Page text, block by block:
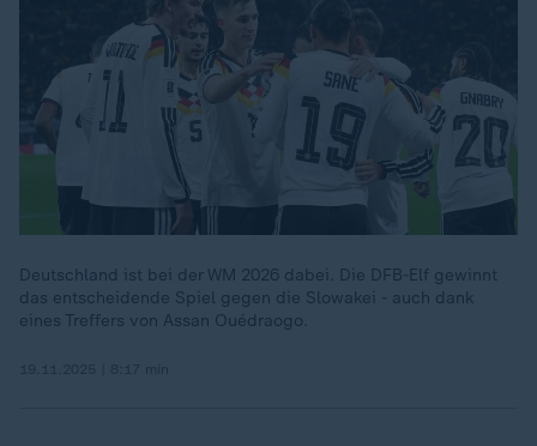
Deutschland ist bei der WM 2026 dabei. Die DFB-Elf gewinnt
das entscheidende Spiel gegen die Slowakei - auch dank
eines Treffers von Assan Ouédraogo.